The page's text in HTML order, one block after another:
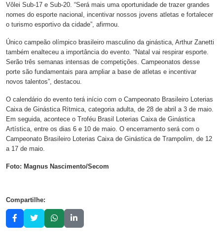
Vôlei Sub-17 e Sub-20. “Será mais uma oportunidade de trazer grandes
nomes do esporte nacional, incentivar nossos jovens atletas e fortalecer
o turismo esportivo da cidade”, afirmou.
Único campeão olímpico brasileiro masculino da ginástica, Arthur Zanetti
também enalteceu a importância do evento. “Natal vai respirar esporte.
Serão três semanas intensas de competições. Campeonatos desse
porte são fundamentais para ampliar a base de atletas e incentivar
novos talentos”, destacou.
O calendário do evento terá início com o Campeonato Brasileiro Loterias
Caixa de Ginástica Rítmica, categoria adulta, de 28 de abril a 3 de maio.
Em seguida, acontece o Troféu Brasil Loterias Caixa de Ginástica
Artística, entre os dias 6 e 10 de maio. O encerramento será com o
Campeonato Brasileiro Loterias Caixa de Ginástica de Trampolim, de 12
a 17 de maio.
Foto: Magnus Nascimento/Secom
Compartilhe: